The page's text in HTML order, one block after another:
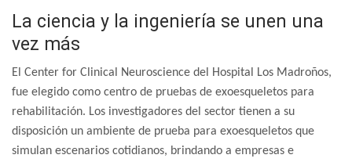
La ciencia y la ingeniería se unen una
vez más
El Center for Clinical Neuroscience del Hospital Los Madroños,
fue elegido como centro de pruebas de exoesqueletos para
rehabilitación. Los investigadores del sector tienen a su
disposición un ambiente de prueba para exoesqueletos que
simulan escenarios cotidianos, brindando a empresas e